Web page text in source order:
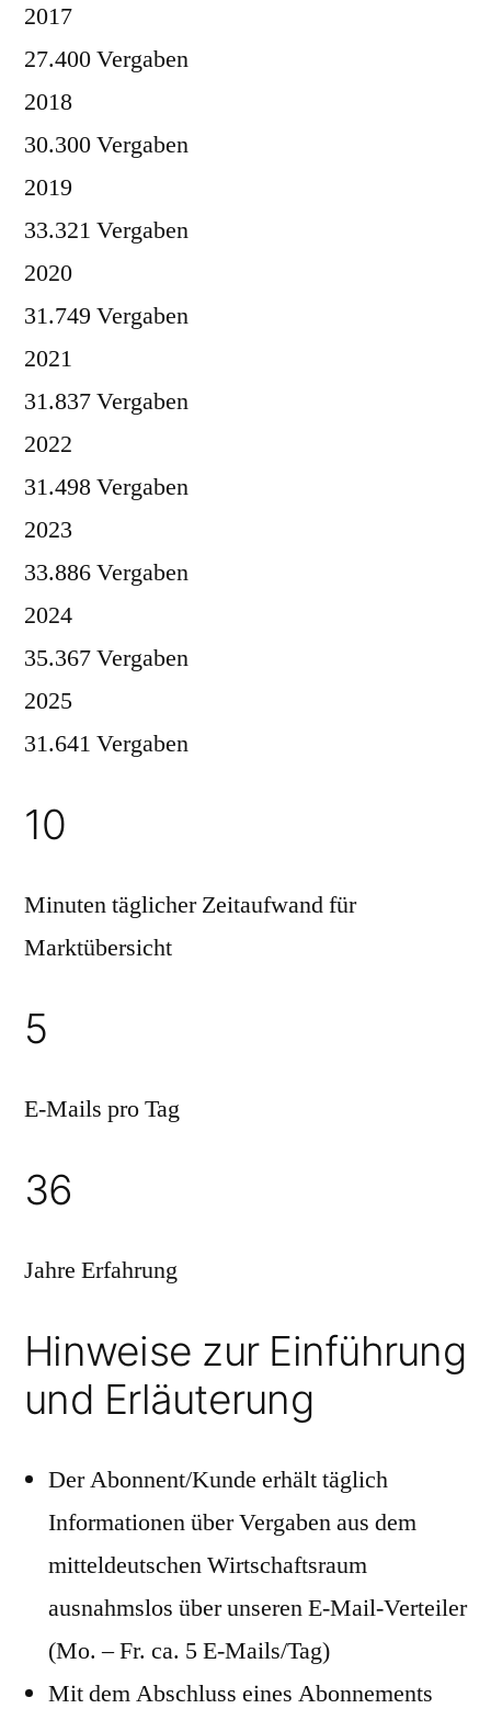
2017
27.400 Vergaben
2018
30.300 Vergaben
2019
33.321 Vergaben
2020
31.749 Vergaben
2021
31.837 Vergaben
2022
31.498 Vergaben
2023
33.886 Vergaben
2024
35.367 Vergaben
2025
31.641 Vergaben
10
Minuten täglicher Zeitaufwand für
Marktübersicht
5
E-Mails pro Tag
36
Jahre Erfahrung
Hinweise zur Einführung
und Erläuterung
Der Abonnent/Kunde erhält täglich
Informationen über Vergaben aus dem
mitteldeutschen Wirtschaftsraum
ausnahmslos über unseren E-Mail-Verteiler
(Mo. – Fr. ca. 5 E-Mails/Tag)
Mit dem Abschluss eines Abonnements